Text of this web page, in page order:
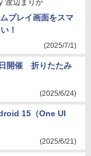
渡辺まりか
プレイ画面をスマ
！
(2025/7/1)
開催 折りたたみ
(2025/6/24)
15（One UI
(2025/6/21)